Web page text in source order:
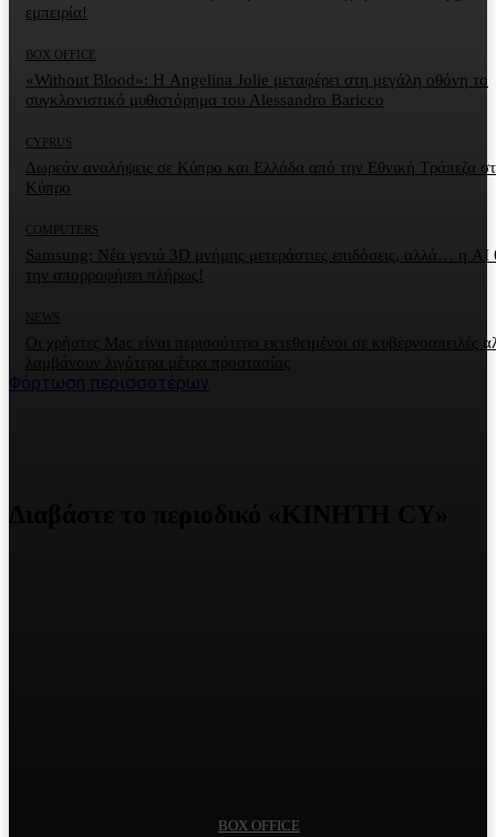
BOX OFFICE
εμπειρία!
BOX OFFICE
«Without Blood»: Η Angelina Jolie μεταφέρει στη μεγάλη οθόνη το
συγκλονιστικό μυθιστόρημα του Alessandro Baricco
CYPRUS
Δωρεάν αναλήψεις σε Κύπρο και Ελλάδα από την Εθνική Τράπεζα
Κύπρο
COMPUTERS
Samsung: Νέα γενιά 3D μνήμης μετεράστιες επιδόσεις, αλλά… η AI
την απορροφήσει πλήρως!
NEWS
Οι χρήστες Mac είναι περισσότερο εκτεθειμένοι σε κυβερνοαπειλές
λαμβάνουν λιγότερα μέτρα προστασίας
Φόρτωση περισσοτέρων